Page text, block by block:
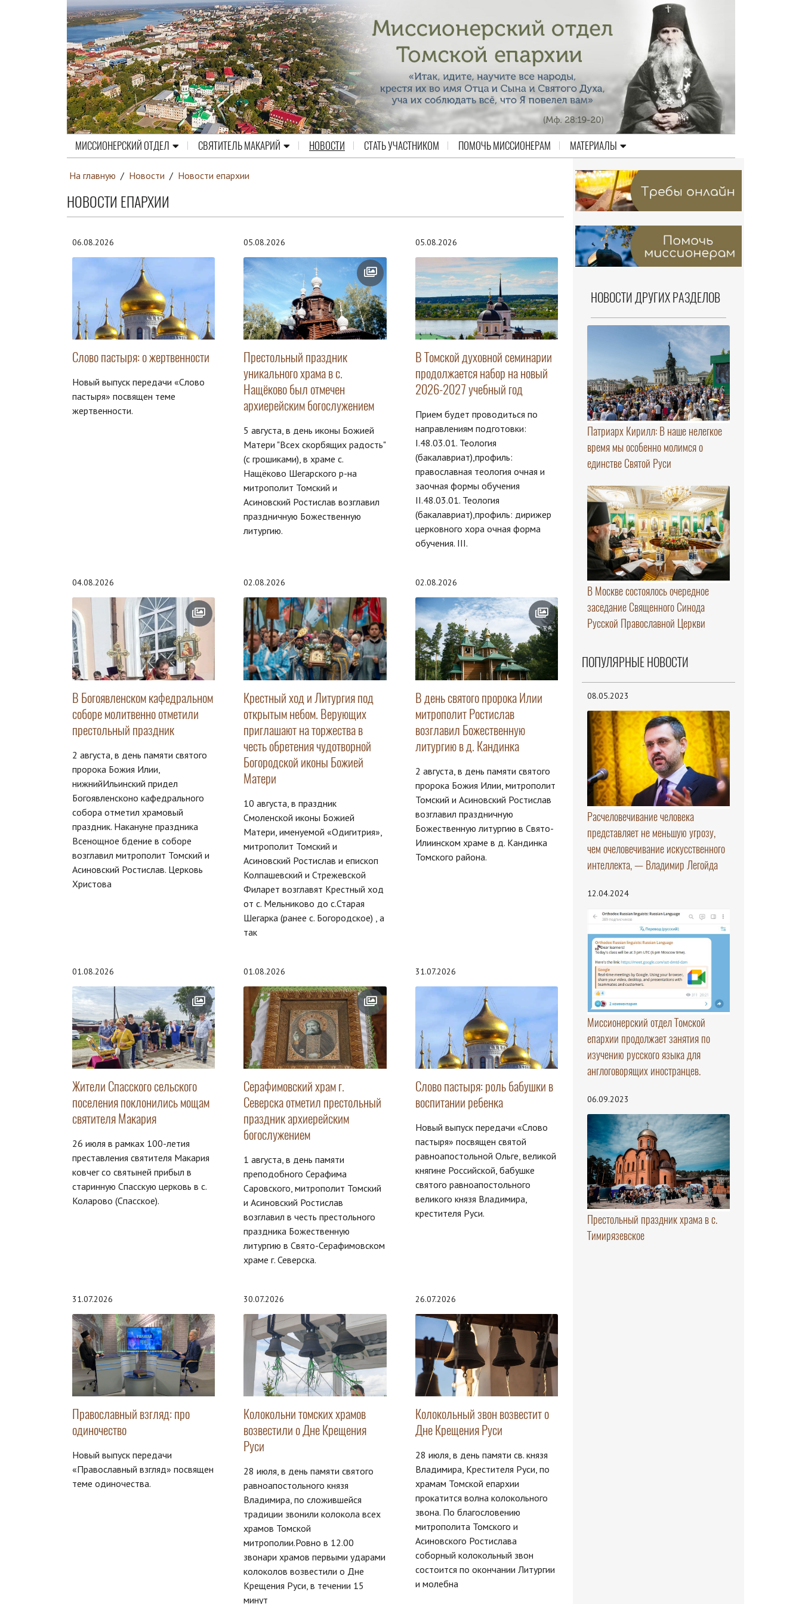
МИССИОНЕРСКИЙ ОТДЕЛ СВЯТИТЕЛЬ МАКАРИЙ НОВОСТИ СТАТЬ УЧАСТНИКОМ ПОМОЧЬ МИССИОНЕРАМ МАТЕРИАЛЫ
На главную / Новости / Новости епархии
НОВОСТИ ЕПАРХИИ
06.08.2026
Слово пастыря: о жертвенности
Новый выпуск передачи «Слово
пастыря» посвящен теме
жертвенности.
05.08.2026
Престольный праздник
уникального храма в с.
Нащёково был отмечен
архиерейским богослужением
5 августа, в день иконы Божией
Матери "Всех скорбящих радость"
(с грошиками), в храме с.
Нащёково Шегарского р-на
митрополит Томский и
Асиновский Ростислав возглавил
праздничную Божественную
литургию.
05.08.2026
В Томской духовной семинарии
продолжается набор на новый
2026-2027 учебный год
Прием будет проводиться по
направлениям подготовки:
I.48.03.01. Теология
(бакалавриат),профиль:
православная теология очная и
заочная формы обучения
II.48.03.01. Теология
(бакалавриат),профиль: дирижер
церковного хора очная форма
обучения. III.
04.08.2026
В Богоявленском кафедральном
соборе молитвенно отметили
престольный праздник
2 августа, в день памяти святого
пророка Божия Илии,
нижнийИльинский придел
Богоявленсконо кафедрального
собора отметил храмовый
праздник. Накануне праздника
Всенощное бдение в соборе
возглавил митрополит Томский и
Асиновский Ростислав. Церковь
Христова
02.08.2026
Крестный ход и Литургия под
открытым небом. Верующих
приглашают на торжества в
честь обретения чудотворной
Богородской иконы Божией
Матери
10 августа, в праздник
Смоленской иконы Божией
Матери, именуемой «Одигитрия»,
митрополит Томский и
Асиновский Ростислав и епископ
Колпашевский и Стрежевской
Филарет возглавят Крестный ход
от с. Мельниково до с.Старая
Шегарка (ранее с. Богородское) , а
так
02.08.2026
В день святого пророка Илии
митрополит Ростислав
возглавил Божественную
литургию в д. Кандинка
2 августа, в день памяти святого
пророка Божия Илии, митрополит
Томский и Асиновский Ростислав
возглавил праздничную
Божественную литургию в Свято-
Илиинском храме в д. Кандинка
Томского района.
01.08.2026
Жители Спасского сельского
поселения поклонились мощам
святителя Макария
26 июля в рамках 100-летия
преставления святителя Макария
ковчег со святыней прибыл в
старинную Спасскую церковь в с.
Коларово (Спасское).
01.08.2026
Серафимовский храм г.
Северска отметил престольный
праздник архиерейским
богослужением
1 августа, в день памяти
преподобного Серафима
Саровского, митрополит Томский
и Асиновский Ростислав
возглавил в честь престольного
праздника Божественную
литургию в Свято-Серафимовском
храме г. Северска.
31.07.2026
Слово пастыря: роль бабушки в
воспитании ребенка
Новый выпуск передачи «Слово
пастыря» посвящен святой
равноапостольной Ольге, великой
княгине Российской, бабушке
святого равноапостольного
великого князя Владимира,
крестителя Руси.
31.07.2026
Православный взгляд: про
одиночество
Новый выпуск передачи
«Православный взгляд» посвящен
теме одиночества.
30.07.2026
Колокольни томских храмов
возвестили о Дне Крещения
Руси
28 июля, в день памяти святого
равноапостольного князя
Владимира, по сложившейся
традиции звонили колокола всех
храмов Томской
митрополии.Ровно в 12.00
звонари храмов первыми ударами
колоколов возвестили о Дне
Крещения Руси, в течении 15
минут
26.07.2026
Колокольный звон возвестит о
Дне Крещения Руси
28 июля, в день памяти св. князя
Владимира, Крестителя Руси, по
храмам Томской епархии
прокатится волна колокольного
звона. По благословению
митрополита Томского и
Асиновского Ростислава
соборный колокольный звон
состоится по окончании Литургии
и молебна
НОВОСТИ ДРУГИХ РАЗДЕЛОВ
Патриарх Кирилл: В наше нелегкое
время мы особенно молимся о
единстве Святой Руси
В Москве состоялось очередное
заседание Священного Синода
Русской Православной Церкви
ПОПУЛЯРНЫЕ НОВОСТИ
08.05.2023
Расчеловечивание человека
представляет не меньшую угрозу,
чем очеловечивание искусственного
интеллекта, — Владимир Легойда
12.04.2024
Миссионерский отдел Томской
епархии продолжает занятия по
изучению русского языка для
англоговорящих иностранцев.
06.09.2023
Престольный праздник храма в с.
Тимирязевское